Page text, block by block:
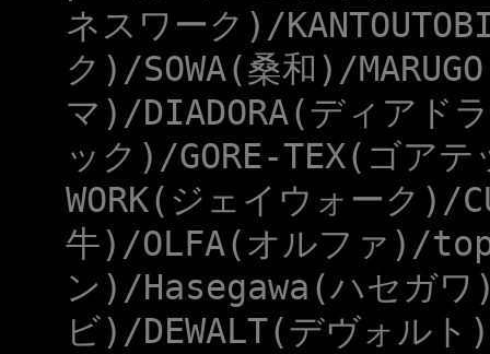
ネスワーク)/
ク)/SOWA(桑和)/
マ)/DIADORA(ディアド
ック)/GORE-TEX(ゴア
WORK(ジェイウォーク)/
牛)/OLFA(オルファ)/
ン)/Hasegawa(ハセガ
ビ)/DEWALT(デヴォル